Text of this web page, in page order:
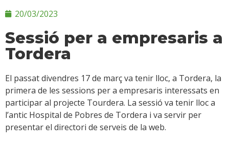
20/03/2023
Sessió per a empresaris a
Tordera
El passat divendres 17 de març va tenir lloc, a Tordera, la
primera de les sessions per a empresaris interessats en
participar al projecte Tourdera. La sessió va tenir lloc a
l’antic Hospital de Pobres de Tordera i va servir per
presentar el directori de serveis de la web.